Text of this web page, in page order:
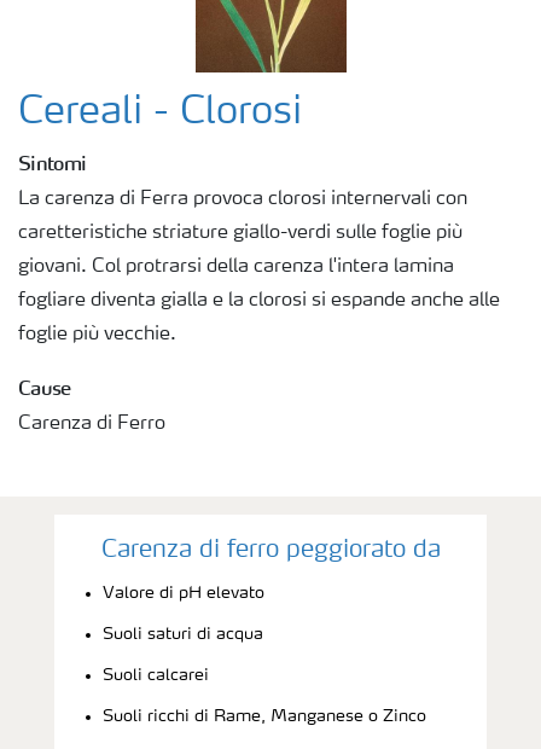
Agricoltura rigenerativa
Cereali - Clorosi
Sintomi
La carenza di Ferra provoca clorosi internervali con
caretteristiche striature giallo-verdi sulle foglie più
giovani. Col protrarsi della carenza l'intera lamina
fogliare diventa gialla e la clorosi si espande anche alle
foglie più vecchie.
Cause
Carenza di Ferro
Carenza di ferro peggiorato da
Valore di pH elevato
Suoli saturi di acqua
Suoli calcarei
Suoli ricchi di Rame, Manganese o Zinco